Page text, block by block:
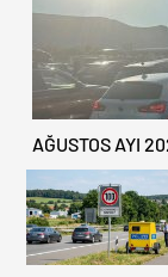
AĞUSTOS AYI